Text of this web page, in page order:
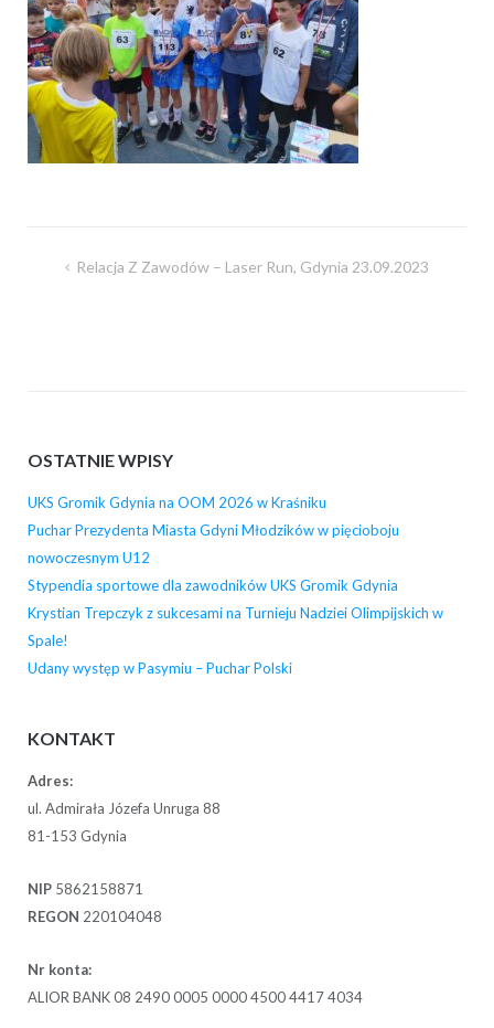
Nawigacja
Relacja Z Zawodów – Laser Run, Gdynia 23.09.2023
OSTATNIE WPISY
UKS Gromik Gdynia na OOM 2026 w Kraśniku
Puchar Prezydenta Miasta Gdyni Młodzików w pięcioboju
nowoczesnym U12
Stypendia sportowe dla zawodników UKS Gromik Gdynia
Krystian Trepczyk z sukcesami na Turnieju Nadziei Olimpijskich w
Spale!
Udany występ w Pasymiu – Puchar Polski
KONTAKT
Adres:
ul. Admirała Józefa Unruga 88
81-153 Gdynia
NIP 5862158871
REGON 220104048
Nr konta:
ALIOR BANK 08 2490 0005 0000 4500 4417 4034